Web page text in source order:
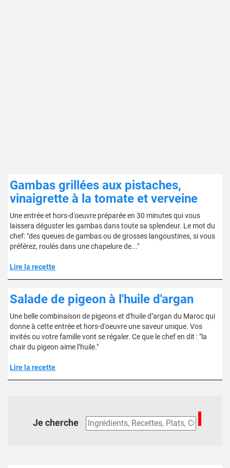
Gambas grillées aux pistaches,
vinaigrette à la tomate et verveine
Une entrée et hors-d'oeuvre préparée en 30 minutes qui vous
laissera déguster les gambas dans toute sa splendeur. Le mot du
chef: "des queues de gambas ou de grosses langoustines, si vous
préférez, roulés dans une chapelure de..."
Lire la recette
Salade de pigeon à l'huile d'argan
Une belle combinaison de pigeons et d'huile d''argan du Maroc qui
donne à cette entrée et hors-d'oeuvre une saveur unique. Vos
invités ou votre famille vont se régaler. Ce que le chef en dit : "la
chair du pigeon aime l’huile."
Lire la recette
Je cherche